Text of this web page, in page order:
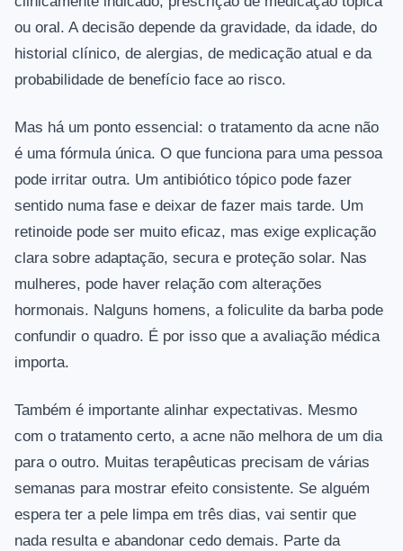
ou oral. A decisão depende da gravidade, da idade, do
historial clínico, de alergias, de medicação atual e da
probabilidade de benefício face ao risco.
Mas há um ponto essencial: o tratamento da acne não
é uma fórmula única. O que funciona para uma pessoa
pode irritar outra. Um antibiótico tópico pode fazer
sentido numa fase e deixar de fazer mais tarde. Um
retinoide pode ser muito eficaz, mas exige explicação
clara sobre adaptação, secura e proteção solar. Nas
mulheres, pode haver relação com alterações
hormonais. Nalguns homens, a foliculite da barba pode
confundir o quadro. É por isso que a avaliação médica
importa.
Também é importante alinhar expectativas. Mesmo
com o tratamento certo, a acne não melhora de um dia
para o outro. Muitas terapêuticas precisam de várias
semanas para mostrar efeito consistente. Se alguém
espera ter a pele limpa em três dias, vai sentir que
nada resulta e abandonar cedo demais. Parte da